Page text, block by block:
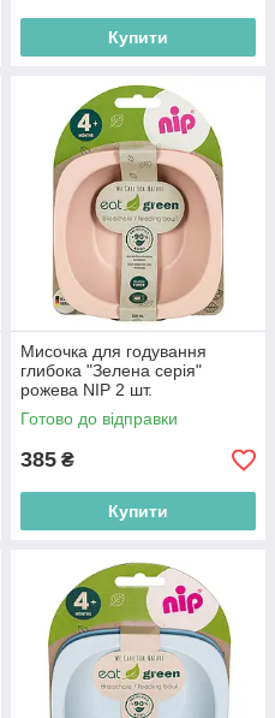
Купити
Мисочка для годування
глибока "Зелена серія"
рожева NIP 2 шт.
(4000821370654)
Готово до відправки
385 ₴
Купити